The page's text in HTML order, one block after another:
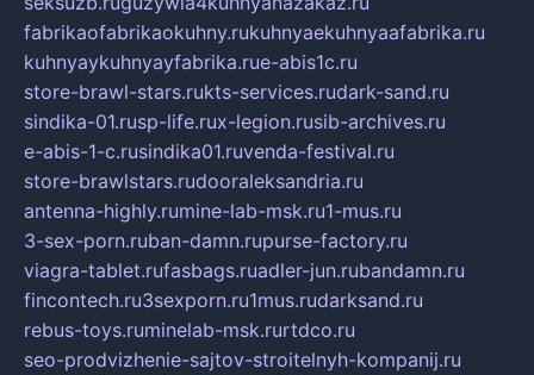
fabrikaofabrikaokuhny.rukuhnyaekuhnyaafabrika.ru
kuhnyaykuhnyayfabrika.rue-abis1c.ru
store-brawl-stars.rukts-services.rudark-sand.ru
sindika-01.rusp-life.rux-legion.rusib-archives.ru
e-abis-1-c.rusindika01.ruvenda-festival.ru
store-brawlstars.rudooraleksandria.ru
antenna-highly.rumine-lab-msk.ru1-mus.ru
3-sex-porn.ruban-damn.rupurse-factory.ru
viagra-tablet.rufasbags.ruadler-jun.rubandamn.ru
fincontech.ru3sexporn.ru1mus.rudarksand.ru
rebus-toys.ruminelab-msk.rurtdco.ru
seo-prodvizhenie-sajtov-stroitelnyh-kompanij.ru